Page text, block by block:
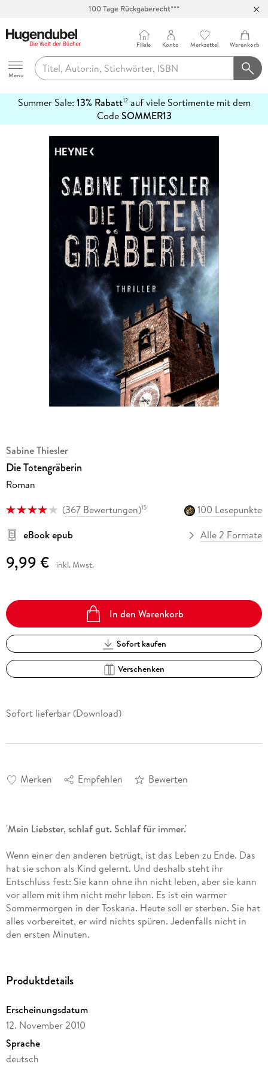
100 Tage Rückgaberecht***
Hugendubel
Menu
Filiale Konto Merkzettel Warenkorb
Summer Sale: 13% Rabatt12auf viele Sortimente mit dem
CodeSOMMER13
erfahren
Sabine Thiesler
Die Totengräberin
Roman
(367 Bewertungen)15
100 Lesepunkte
eBook epub
Alle 2 Formate
9,99 € inkl. Mwst.
In den Warenkorb
Sofort kaufen
Verschenken
Sofort lieferbar (Download)
Merken Empfehlen Bewerten
'Mein Liebster, schlaf gut. Schlaf für immer.'
Wenn einer den anderen betrügt, ist das Leben zu Ende. Das
hat sie schon als Kind gelernt. Und deshalb steht ihr
Entschluss fest: Sie kann ohne ihn nicht leben, aber sie kann
vor allem mit ihm nicht mehr leben. Es ist ein warmer
Sommermorgen in der Toskana. Heute soll er sterben. Sie hat
alles vorbereitet, er wird nichts spüren. Jedenfalls nicht in
den ersten Minuten.
Produktdetails
Erscheinungsdatum
12. November 2010
Sprache
deutsch